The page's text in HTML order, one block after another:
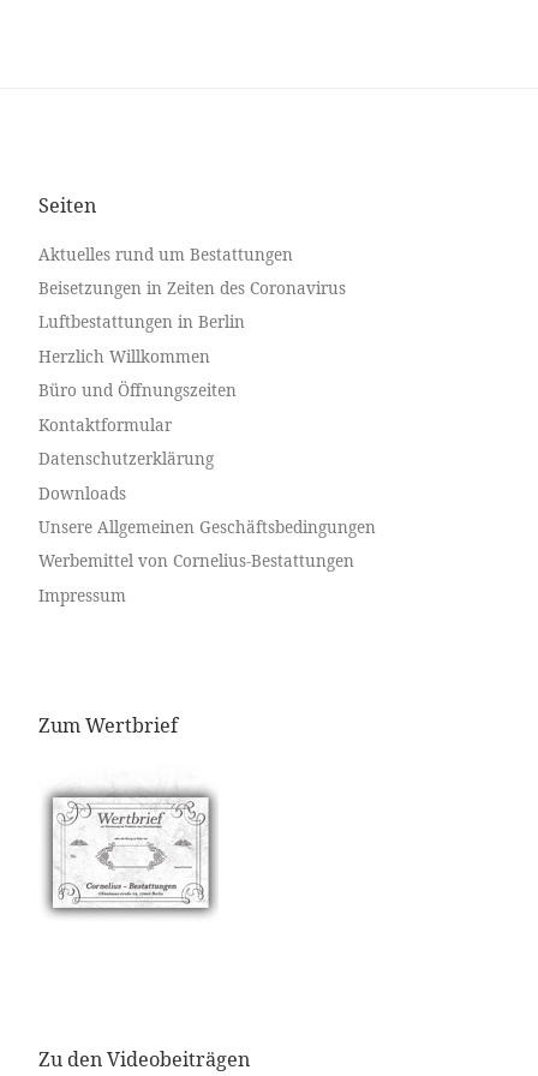
Seiten
Aktuelles rund um Bestattungen
Beisetzungen in Zeiten des Coronavirus
Luftbestattungen in Berlin
Herzlich Willkommen
Büro und Öffnungszeiten
Kontaktformular
Datenschutzerklärung
Downloads
Unsere Allgemeinen Geschäftsbedingungen
Werbemittel von Cornelius-Bestattungen
Impressum
Zum Wertbrief
Zu den Videobeiträgen